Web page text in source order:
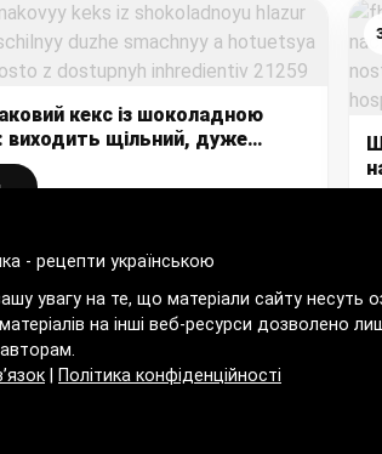
кекс із шоколадною
виходить щільний, дуже
а готується швидко і просто, з
інгредієнтів
- рецепти українською
увагу на те, що матеріали сайту несуть
на інші веб-ресурси дозволено
Політика конфіденційності